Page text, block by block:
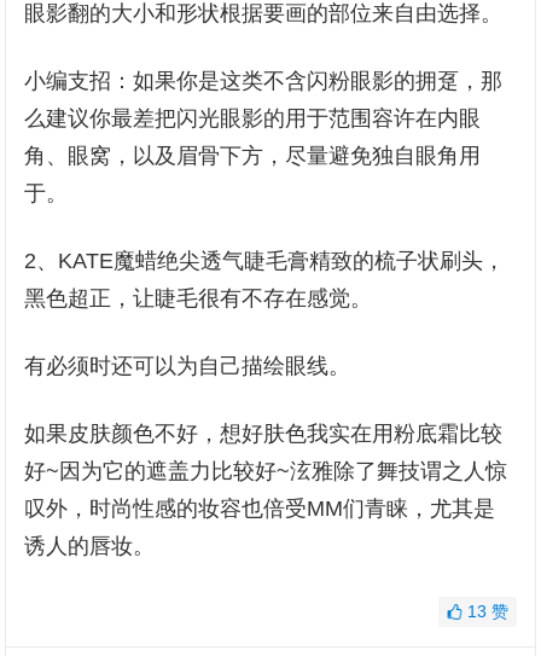
眼影翻的大小和形状根据要画的部位来自由选择。
小编支招：如果你是这类不含闪粉眼影的拥趸，那
么建议你最差把闪光眼影的用于范围容许在内眼
角、眼窝，以及眉骨下方，尽量避免独自眼角用
于。
2、KATE魔蜡绝尖透气睫毛膏精致的梳子状刷头，
黑色超正，让睫毛很有不存在感觉。
有必须时还可以为自己描绘眼线。
如果皮肤颜色不好，想好肤色我实在用粉底霜比较
好~因为它的遮盖力比较好~泫雅除了舞技谓之人惊
叹外，时尚性感的妆容也倍受MM们青睐，尤其是
诱人的唇妆。
13 赞